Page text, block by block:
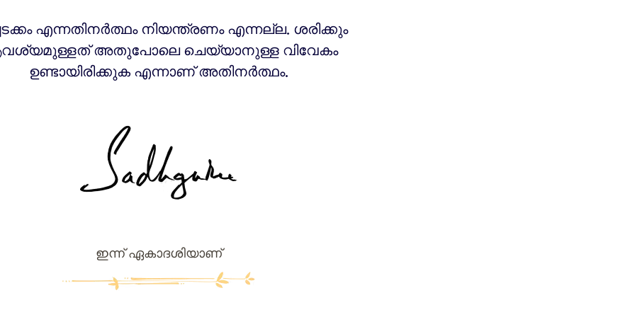
എന്നതിനർത്ഥം നിയന്ത്രണം എന്നല്ല. ശരിക്കും
അതുപോലെ ചെയ്യാനുള്ള വിവേകം
ഉണ്ടായിരിക്കുക എന്നാണ് അതിനർത്ഥം.
ഇന്ന് ഏകാദശിയാണ്